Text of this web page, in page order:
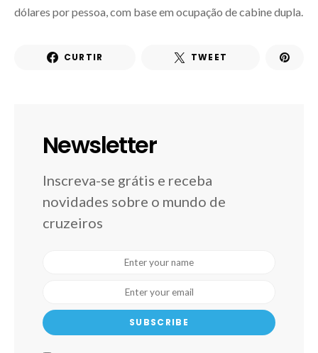
dólares por pessoa, com base em ocupação de cabine dupla.
CURTIR TWEET
Newsletter
Inscreva-se grátis e receba
novidades sobre o mundo de
cruzeiros
SUBSCRIBE